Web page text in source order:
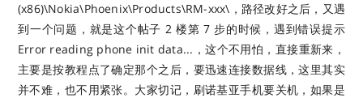
(x86)\Nokia\Phoenix\Products\RM-xxx\，路径改好之后，又遇
到一个问题，就是这个帖子 2 楼第 7 步的时候，遇到错误提示
Error reading phone init data...，这个不用怕，直接重新来，
主要是按教程点了确定那个之后，要迅速连接数据线，这里其实
并不难，也不用紧张。大家切记，刷诺基亚手机要关机，如果是